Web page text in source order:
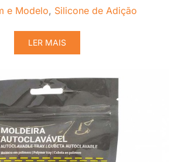
e Modelo, Silicone de Adição
LER MAIS